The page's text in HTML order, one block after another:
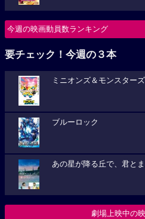
今週の映画動員数ランキング
要チェック！今週の３本
ミニオンズ＆モンスターズ
ブルーロック
あの星が降る丘で、君とま
劇場上映中の